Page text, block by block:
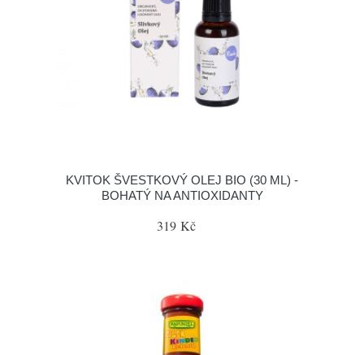
KVITOK ŠVESTKOVÝ OLEJ BIO (30 ML) -
BOHATÝ NA ANTIOXIDANTY
319 Kč